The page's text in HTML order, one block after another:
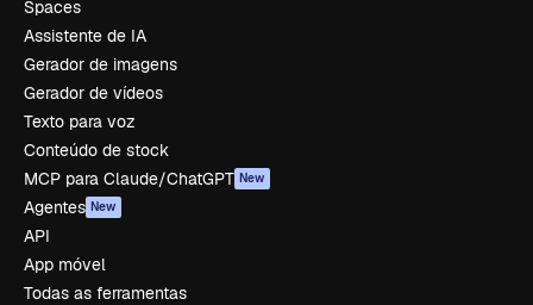
Spaces
Assistente de IA
Gerador de imagens
Gerador de vídeos
Texto para voz
Conteúdo de stock
MCP para Claude/ChatGPT New
Agentes New
API
App móvel
Todas as ferramentas